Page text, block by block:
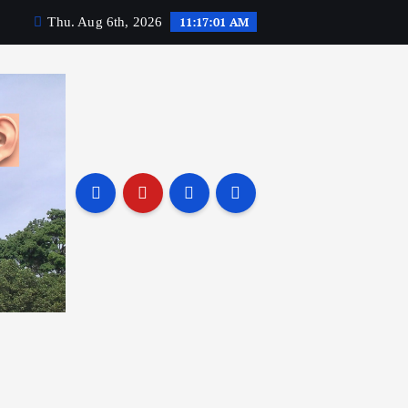
Thu. Aug 6th, 2026 11:17:02 AM